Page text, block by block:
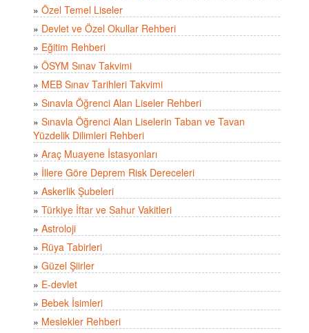
» Özel Temel Liseler
» Devlet ve Özel Okullar Rehberi
» Eğitim Rehberi
» ÖSYM Sınav Takvimi
» MEB Sınav Tarihleri Takvimi
» Sınavla Öğrenci Alan Liseler Rehberi
» Sınavla Öğrenci Alan Liselerin Taban ve Tavan
Yüzdelik Dilimleri Rehberi
» Araç Muayene İstasyonları
» İllere Göre Deprem Risk Dereceleri
» Askerlik Şubeleri
» Türkiye İftar ve Sahur Vakitleri
» Astroloji
» Rüya Tabirleri
» Güzel Şiirler
» E-devlet
» Bebek İsimleri
» Meslekler Rehberi